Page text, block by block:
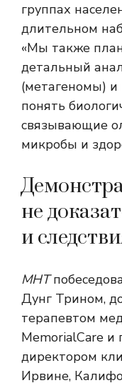
группах
длительном
«Мы также
детальный
(метагеномы) и
понять
связывающие
микробы и
не
и
МНТ
Дунг Трином,
терапевтом
MemorialCare
директором
Ирвине,